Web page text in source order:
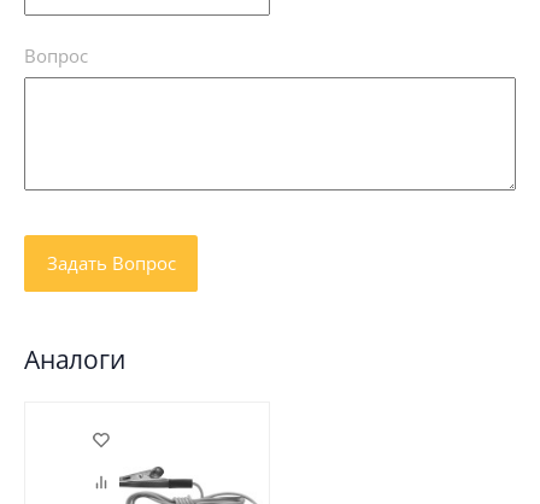
Вопрос
Аналоги